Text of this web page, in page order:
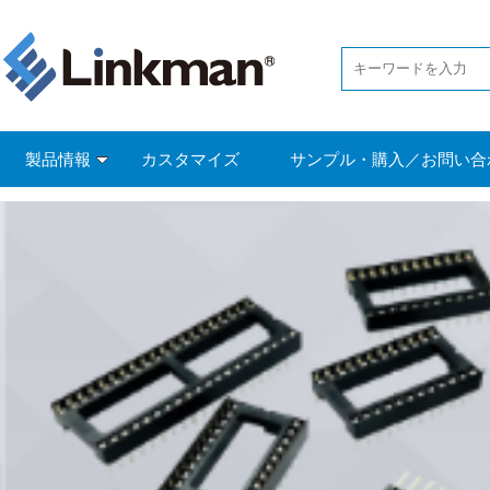
製品情報 カスタマイズ サンプル・購入／お問い